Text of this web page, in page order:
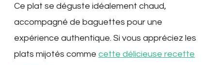
Ce plat se déguste idéalement chaud,
accompagné de baguettes pour une
expérience authentique. Si vous appréciez les
plats mijotés comme cette délicieuse recette